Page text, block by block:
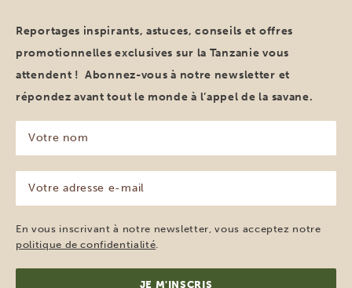
Reportages inspirants, astuces, conseils et offres
promotionnelles exclusives sur la Tanzanie vous
attendent ! Abonnez-vous à notre newsletter et
répondez avant tout le monde à l’appel de la savane.
nom
(Nécessaire)
adresse
e-
mail
(Nécessaire)
En vous inscrivant à notre newsletter, vous acceptez notre
politique de confidentialité